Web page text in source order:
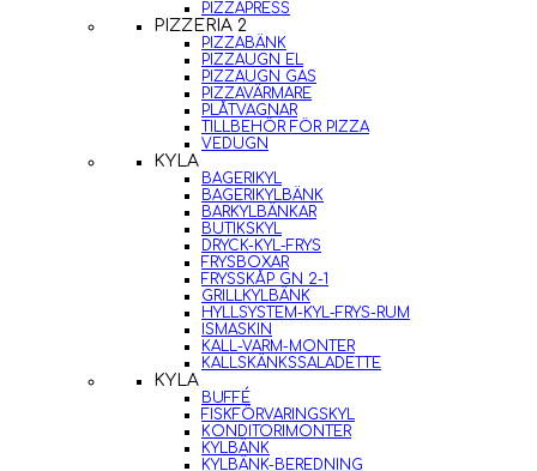
PIZZAPRESS
PIZZERIA 2
PIZZABÄNK
PIZZAUGN EL
PIZZAUGN GAS
PIZZAVÄRMARE
PLÅTVAGNAR
TILLBEHÖR FÖR PIZZA
VEDUGN
KYLA
BAGERIKYL
BAGERIKYLBÄNK
BARKYLBÄNKAR
BUTIKSKYL
DRYCK-KYL-FRYS
FRYSBOXAR
FRYSSKÅP GN 2-1
GRILLKYLBÄNK
HYLLSYSTEM-KYL-FRYS-RUM
ISMASKIN
KALL-VARM-MONTER
KALLSKÄNKSSALADETTE
KYLA
BUFFÉ
FISKFÖRVARINGSKYL
KONDITORIMONTER
KYLBÄNK
KYLBÄNK-BEREDNING